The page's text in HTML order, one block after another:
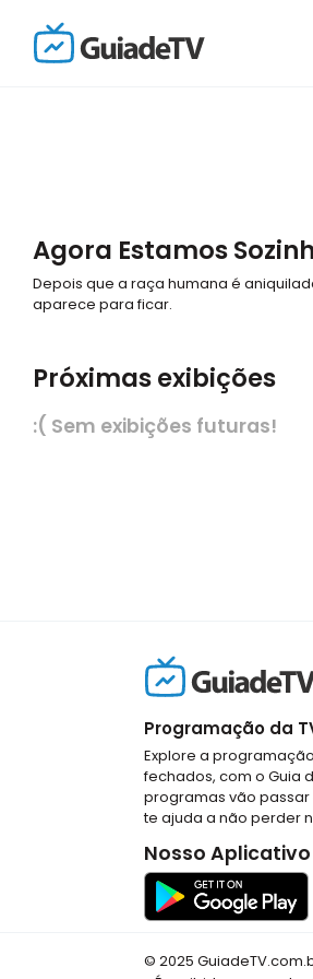
Agora Estamos
Depois que a raça humana é
aparece para ficar.
Próximas exibições
:( Sem exibições futuras!
Programação da
Explore a
fechados, com o Guia
programas vão passar
te ajuda a não perder
Nosso Aplicativo
© 2025